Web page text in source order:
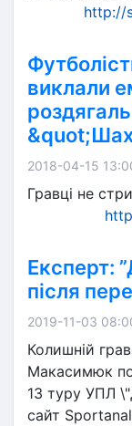
http://
виклали
2018-04-15
Гравці не
Експерт:
після
2019-11-03
Колишній
Макасимюк
13 туру УПЛ
сайт